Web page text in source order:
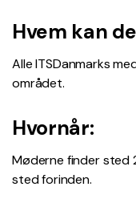
Hvem kan
Alle ITSDanmarks
området.
Hvornår:
Møderne finder sted
sted forinden.